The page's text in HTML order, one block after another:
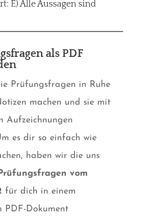
E) Alle Aussagen sind
als PDF
Prüfungsfragen in Ruhe
machen und sie mit
Aufzeichnungen
es dir so einfach wie
haben wir die uns
Prüfungsfragen vom
für dich in einem
PDF-Dokument